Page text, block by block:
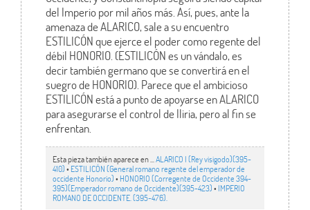
del Imperio por mil años más. Así, pues, ante la
amenaza de ALARICO, sale a su encuentro
ESTILICÓN que ejerce el poder como regente del
débil HONORIO. (ESTILICÓN es un vándalo, es
decir también germano que se convertirá en el
suegro de HONORIO). Parece que el ambicioso
ESTILICÓN está a punto de apoyarse en ALARICO
para asegurarse el control de Iliria, pero al fin se
enfrentan.
Esta pieza también aparece en ... ALARICO I (Rey visigodo)(395-
410)• ESTILICÓN (General romano regente del emperador de
occidente Honorio)• HONORIO (Corregente de Occidente 394-
395)(Emperador romano de Occidente)(395-423)• IMPERIO
ROMANO DE OCCIDENTE. (395-476).